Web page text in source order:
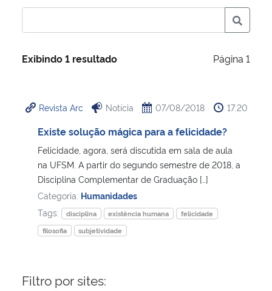
Ministério da Infraestrutura
Ministério da Cidadania
Ministério de Minas e Energia
Ministério da Ciência, Tecnologia, Inovações e Comunicações
Ministério do Meio Ambiente
Exibindo 1 resultado Página 1
Revista Arc Notícia 07/08/2018 17:20
Existe solução mágica para a felicidade?
Felicidade, agora, será discutida em sala de aula
na UFSM. A partir do segundo semestre de 2018, a
Disciplina Complementar de Graduação […]
Categoria: Humanidades
Tags:
disciplina existência humana
felicidade
filosofia
subjetividade
Filtro por sites: